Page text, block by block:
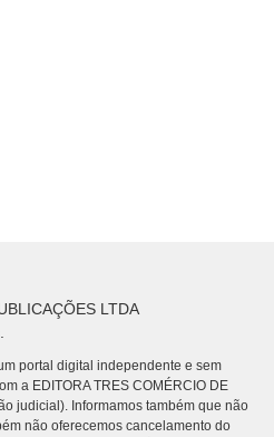
LTDA
portal digital independente e sem
a EDITORA TRES COMÉRCIO DE
judicial). Informamos também que não
não oferecemos cancelamento do